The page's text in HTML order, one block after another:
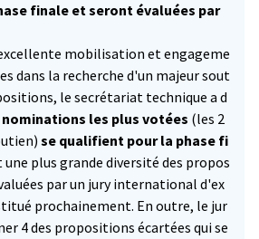
finale et seront évaluées par
mobilisation et engageme
dans la recherche d'un majeur sout
le secrétariat technique a d
nominations les plus votées (les 2
se qualifient pour la phase fi
plus grande diversité des propos
par un jury international d'ex
prochainement. En outre, le jur
4 des propositions écartées qui se